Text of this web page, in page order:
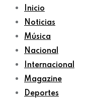
Inicio
Noticias
Música
Nacional
Internacional
Magazine
Deportes